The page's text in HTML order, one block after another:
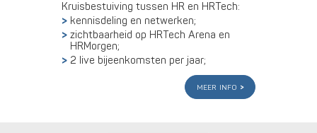
Kruisbestuiving tussen HR en HRTech:
kennisdeling en netwerken;
zichtbaarheid op HRTech Arena en
HRMorgen;
2 live bijeenkomsten per jaar;
meer info